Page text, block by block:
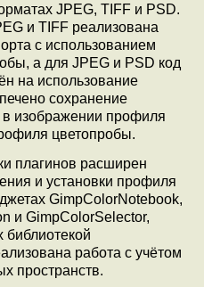
JPEG, TIFF и PSD.
и TIFF реализована
с использованием
а для JPEG и PSD код
на использование
сохранение
в изображении профиля
цветопробы.
плагинов расширен
и установки профиля
GimpColorNotebook,
и GimpColorSelector,
работа с учётом
пространств.